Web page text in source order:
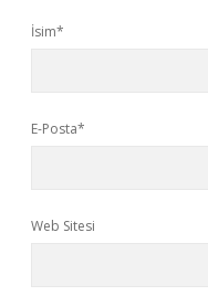
İsim*
E-Posta*
Web Sitesi